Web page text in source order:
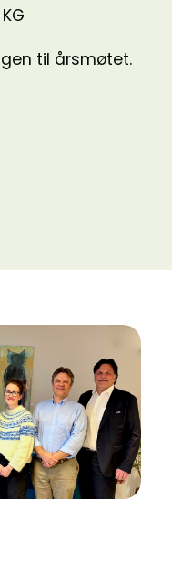
til årsmøtet.